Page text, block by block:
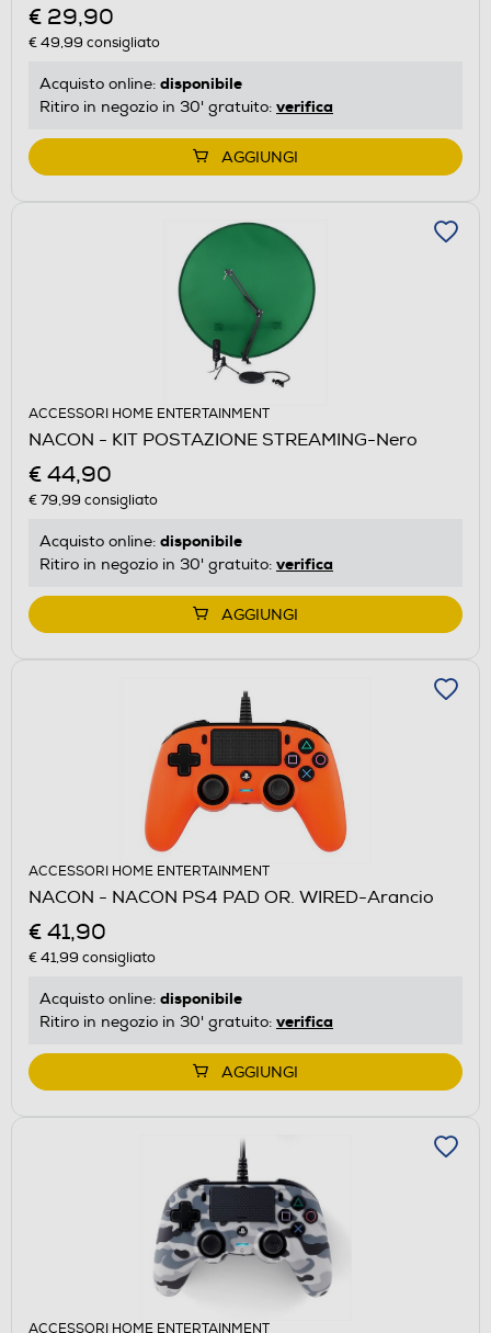
€ 29,90
€ 49,99 consigliato
Acquisto online: disponibile
Ritiro in negozio in 30' gratuito: verifica
AGGIUNGI
ACCESSORI HOME ENTERTAINMENT
NACON - KIT POSTAZIONE STREAMING-Nero
€ 44,90
€ 79,99 consigliato
Acquisto online: disponibile
Ritiro in negozio in 30' gratuito: verifica
AGGIUNGI
ACCESSORI HOME ENTERTAINMENT
NACON - NACON PS4 PAD OR. WIRED-Arancio
€ 41,90
€ 41,99 consigliato
Acquisto online: disponibile
Ritiro in negozio in 30' gratuito: verifica
AGGIUNGI
ACCESSORI HOME ENTERTAINMENT